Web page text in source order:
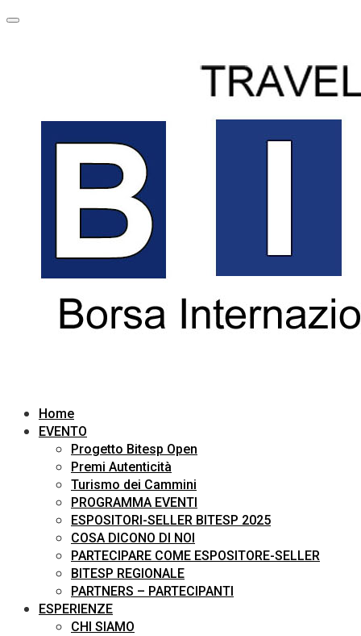
Home
EVENTO
Progetto Bitesp Open
Premi Autenticità
Turismo dei Cammini
PROGRAMMA EVENTI
ESPOSITORI-SELLER BITESP 2025
COSA DICONO DI NOI
PARTECIPARE COME ESPOSITORE-SELLER
BITESP REGIONALE
PARTNERS – PARTECIPANTI
ESPERIENZE
CHI SIAMO